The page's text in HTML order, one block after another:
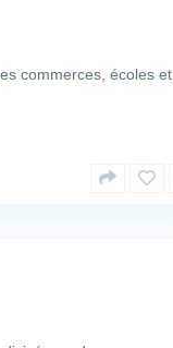
commerces, écoles et